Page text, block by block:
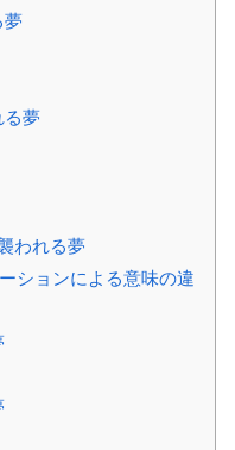
夢
る夢
われる夢
ションによる意味の違